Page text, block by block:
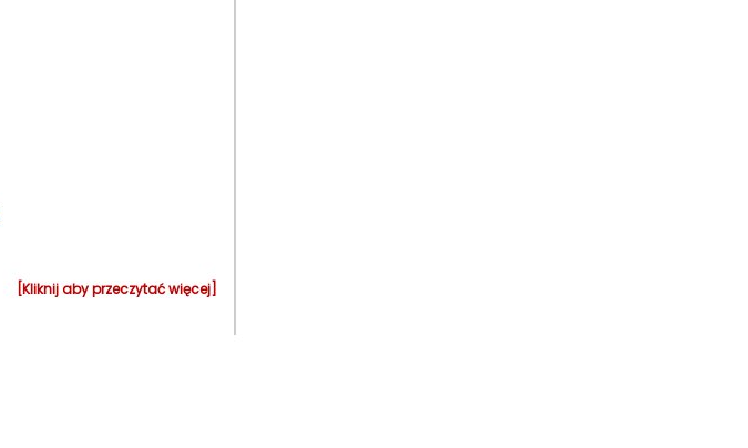
[Kliknij aby przeczytać więcej]